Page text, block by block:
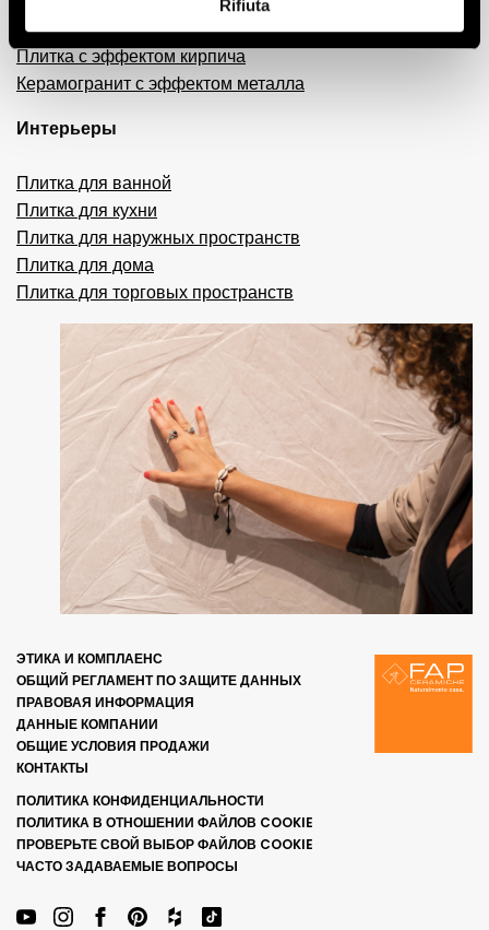
Rifiuta
Декоративная плитка
Плитка с эффектом кирпича
Керамогранит с эффектом металла
Интерьеры
Плитка для ванной
Плитка для кухни
Плитка для наружных пространств
Плитка для дома
Плитка для торговых пространств
ЭТИКА И КОМПЛАЕНС
ОБЩИЙ РЕГЛАМЕНТ ПО ЗАЩИТЕ ДАННЫХ
ПРАВОВАЯ ИНФОРМАЦИЯ
ДАННЫЕ КОМПАНИИ
ОБЩИЕ УСЛОВИЯ ПРОДАЖИ
КОНТАКТЫ
ПОЛИТИКА КОНФИДЕНЦИАЛЬНОСТИ
ПОЛИТИКА В ОТНОШЕНИИ ФАЙЛОВ COOKIE
ПРОВЕРЬТЕ СВОЙ ВЫБОР ФАЙЛОВ COOKIE
ЧАСТО ЗАДАВАЕМЫЕ ВОПРОСЫ